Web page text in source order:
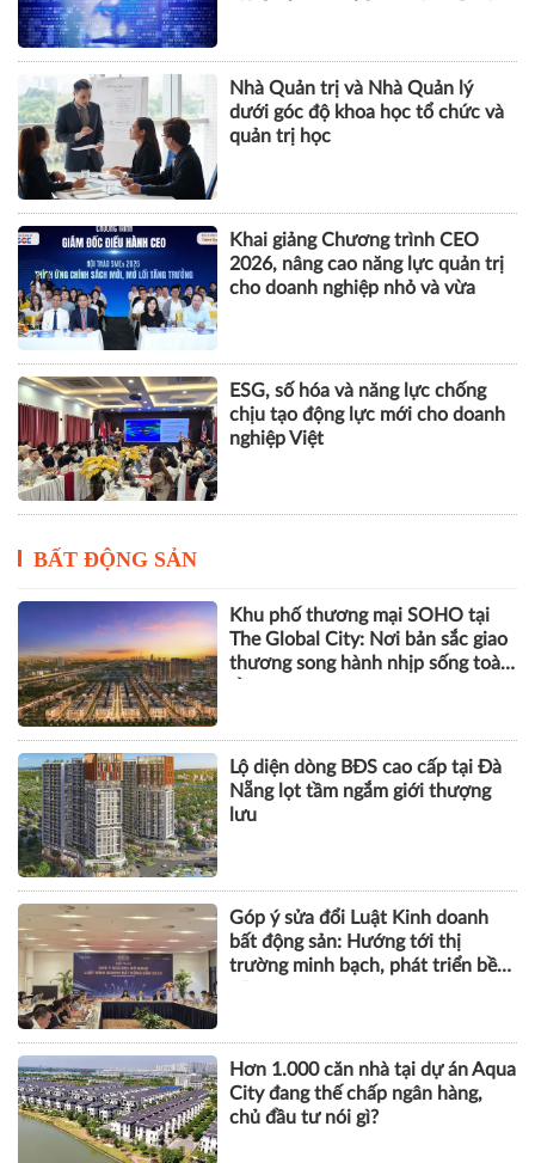
Nhà Quản trị và Nhà Quản lý
dưới góc độ khoa học tổ chức và
quản trị học
Khai giảng Chương trình CEO
2026, nâng cao năng lực quản trị
cho doanh nghiệp nhỏ và vừa
ESG, số hóa và năng lực chống
chịu tạo động lực mới cho doanh
nghiệp Việt
BẤT ĐỘNG SẢN
Khu phố thương mại SOHO tại
The Global City: Nơi bản sắc giao
thương song hành nhịp sống toàn
Lộ diện dòng BĐS cao cấp tại Đà
Nẵng lọt tầm ngắm giới thượng
lưu
Góp ý sửa đổi Luật Kinh doanh
bất động sản: Hướng tới thị
trường minh bạch, phát triển bền
Hơn 1.000 căn nhà tại dự án Aqua
City đang thế chấp ngân hàng,
chủ đầu tư nói gì?